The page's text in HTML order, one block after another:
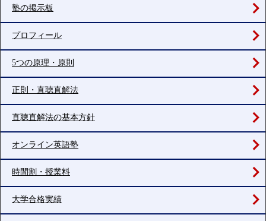
塾の掲示板
プロフィール
5つの原理・原則
正則・直聴直解法
直聴直解法の基本方針
オンライン英語塾
時間割・授業料
大学合格実績